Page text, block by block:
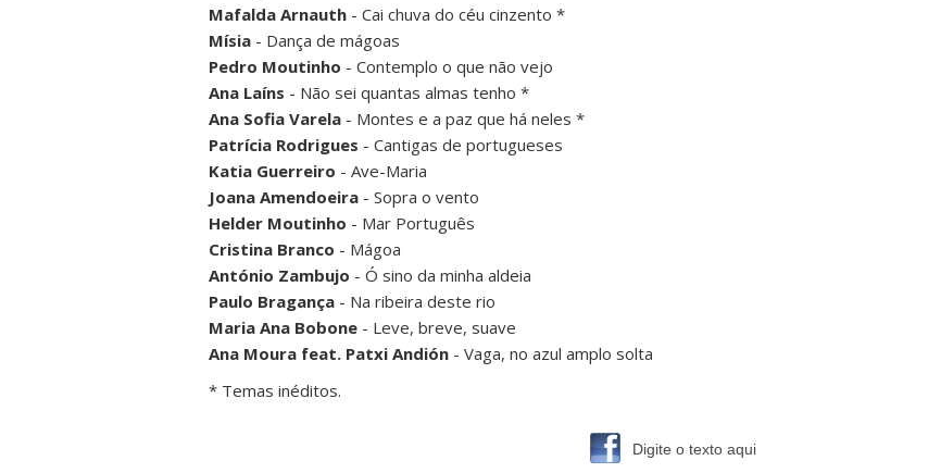
Mafalda Arnauth - Cai chuva do céu cinzento *
Mísia - Dança de mágoas
Pedro Moutinho - Contemplo o que não vejo
Ana Laíns - Não sei quantas almas tenho *
Ana Sofia Varela - Montes e a paz que há neles *
Patrícia Rodrigues - Cantigas de portugueses
Katia Guerreiro - Ave-Maria
Joana Amendoeira - Sopra o vento
Helder Moutinho - Mar Português
Cristina Branco - Mágoa
António Zambujo - Ó sino da minha aldeia
Paulo Bragança - Na ribeira deste rio
Maria Ana Bobone - Leve, breve, suave
Ana Moura feat. Patxi Andión - Vaga, no azul amplo solta
* Temas inéditos.
Digite o texto aqui